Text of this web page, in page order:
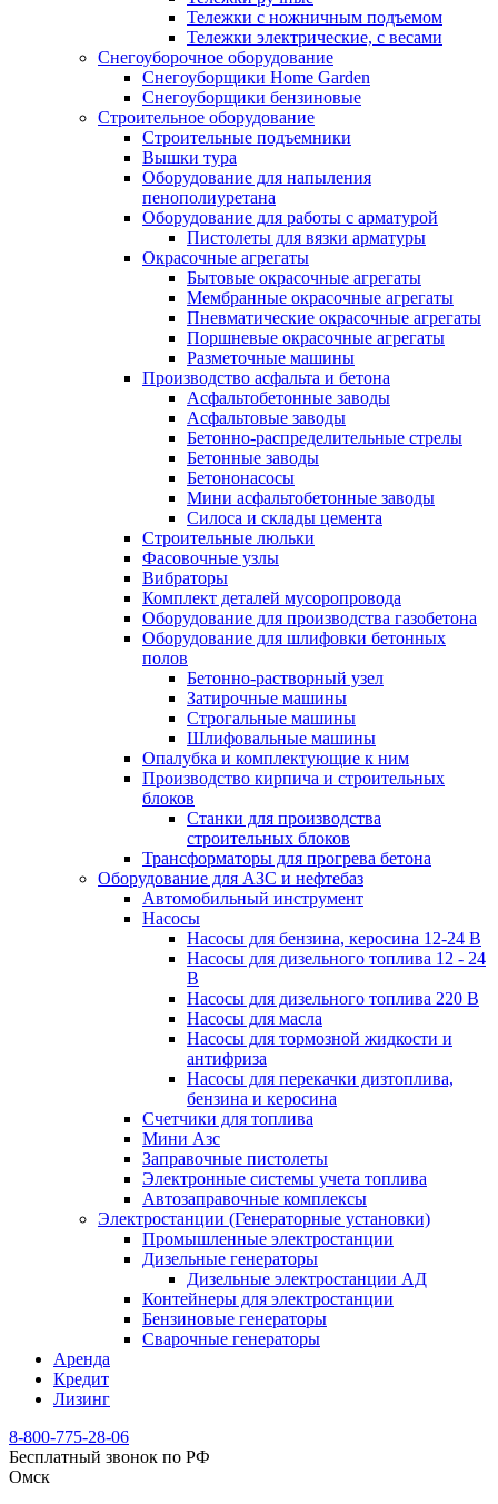
Тележки с ножничным подъемом
Тележки электрические, с весами
Снегоуборочное оборудование
Снегоуборщики Home Garden
Снегоуборщики бензиновые
Строительное оборудование
Cтроительные подъемники
Вышки тура
Оборудование для напыления
пенополиуретана
Оборудование для работы с арматурой
Пистолеты для вязки арматуры
Окрасочные агрегаты
Бытовые окрасочные агрегаты
Мембранные окрасочные агрегаты
Пневматические окрасочные агрегаты
Поршневые окрасочные агрегаты
Разметочные машины
Производство асфальта и бетона
Асфальтобетонные заводы
Асфальтовые заводы
Бетонно-распределительные стрелы
Бетонные заводы
Бетононасосы
Мини асфальтобетонные заводы
Силоса и склады цемента
Строительные люльки
Фасовочные узлы
Вибраторы
Комплект деталей мусоропровода
Оборудование для производства газобетона
Оборудование для шлифовки бетонных
полов
Бетонно-растворный узел
Затирочные машины
Строгальные машины
Шлифовальные машины
Опалубка и комплектующие к ним
Производство кирпича и строительных
блоков
Cтанки для производства
строительных блоков
Трансформаторы для прогрева бетона
Оборудование для АЗС и нефтебаз
Автомобильный инструмент
Насосы
Насосы для бензина, керосина 12-24 В
Насосы для дизельного топлива 12 - 24
В
Насосы для дизельного топлива 220 В
Насосы для масла
Насосы для тормозной жидкости и
антифриза
Насосы для перекачки дизтоплива,
бензина и керосина
Счетчики для топлива
Мини Азс
Заправочные пистолеты
Электронные системы учета топлива
Автозаправочные комплексы
Электростанции (Генераторные установки)
Промышленные электростанции
Дизельные генераторы
Дизельные электростанции АД
Контейнеры для электростанции
Бензиновые генераторы
Сварочные генераторы
Аренда
Кредит
Лизинг
8-800-775-28-06
Бесплатный звонок по РФ
Омск